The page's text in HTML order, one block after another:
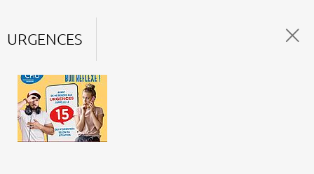
URGENCES